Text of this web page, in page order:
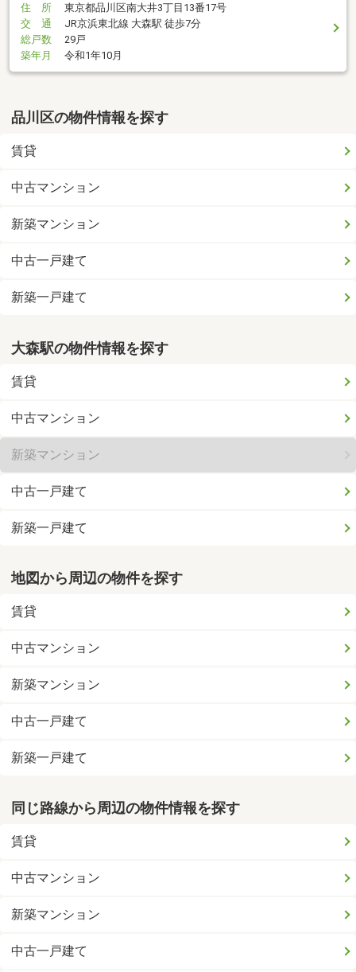
住 所
東京都品川区南大井3丁目13番17号
交 通
JR京浜東北線 大森駅 徒歩7分
総戸数
29戸
築年月
令和1年10月
品川区の物件情報を探す
賃貸
中古マンション
新築マンション
中古一戸建て
新築一戸建て
大森駅の物件情報を探す
賃貸
中古マンション
新築マンション
中古一戸建て
新築一戸建て
地図から周辺の物件を探す
賃貸
中古マンション
新築マンション
中古一戸建て
新築一戸建て
同じ路線から周辺の物件情報を探す
賃貸
中古マンション
新築マンション
中古一戸建て